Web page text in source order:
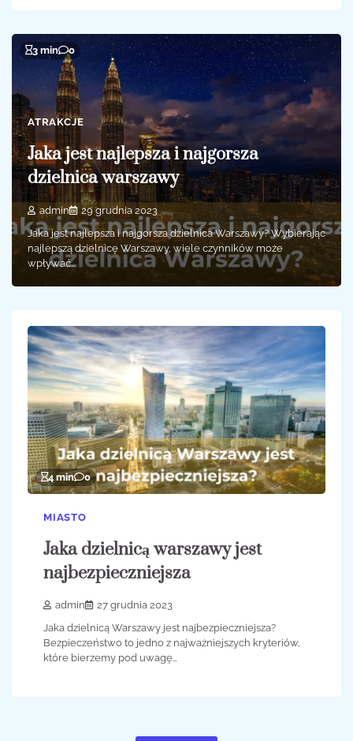
3 min 0
ATRAKCJE
Jaka jest najlepsza i najgorsza
dzielnica warszawy
admin
29 grudnia 2023
Jaka jest najlepsza i najgorsza dzielnica Warszawy? Wybierając
najlepszą dzielnicę Warszawy, wiele czynników może
wpływać…
4 min 0
MIASTO
Jaka dzielnicą warszawy jest
najbezpieczniejsza
admin
27 grudnia 2023
Jaka dzielnicą Warszawy jest najbezpieczniejsza?
Bezpieczeństwo to jedno z najważniejszych kryteriów,
które bierzemy pod uwagę…